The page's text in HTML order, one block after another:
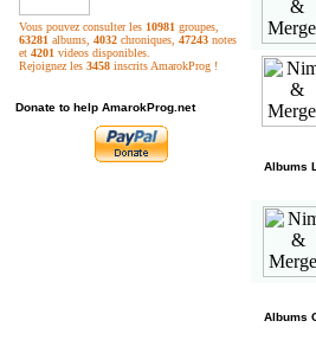
Vous pouvez consulter les 10981 groupes,
63281 albums, 4032 chroniques, 47243 notes
et 4201 videos disponibles.
Rejoignez les 3458 inscrits AmarokProg !
Donate to help AmarokProg.net
Albums
Albums